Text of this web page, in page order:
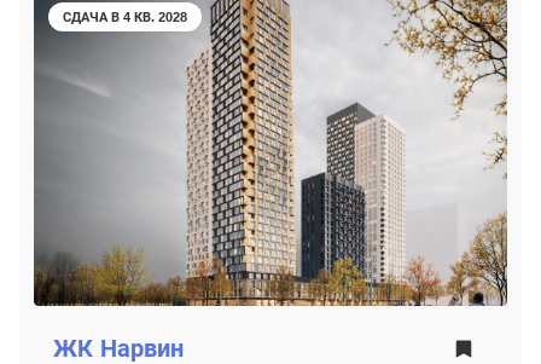
СДАЧА В 4 КВ. 2028
ЖК Нарвин